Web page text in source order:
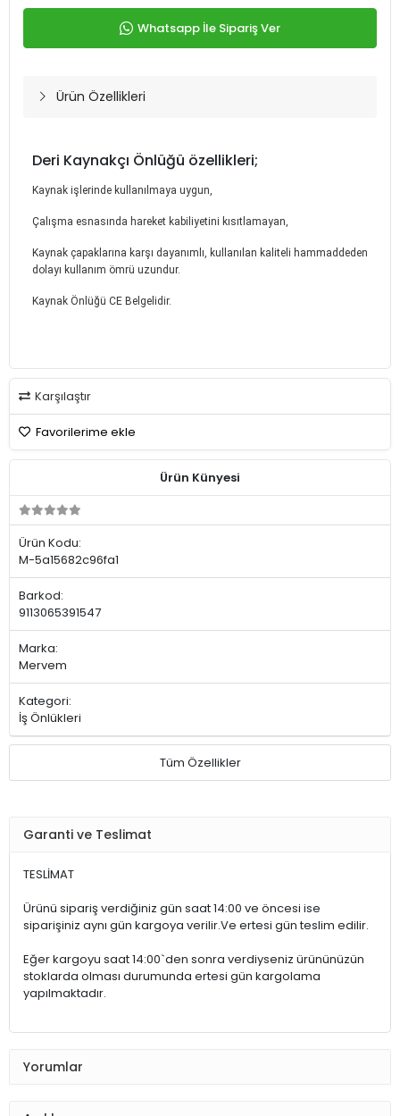
Whatsapp İle Sipariş Ver
Ürün Özellikleri
Deri Kaynakçı Önlüğü özellikleri;
Kaynak işlerinde kullanılmaya uygun,
Çalışma esnasında hareket kabiliyetini kısıtlamayan,
Kaynak çapaklarına karşı dayanımlı, kullanılan kaliteli hammaddeden
dolayı kullanım ömrü uzundur.
Kaynak Önlüğü CE Belgelidir.
Karşılaştır
Favorilerime ekle
Ürün Künyesi
Ürün Kodu:
M-5a15682c96fa1
Barkod:
9113065391547
Marka:
Mervem
Kategori:
İş Önlükleri
Tüm Özellikler
Garanti ve Teslimat
TESLİMAT
Ürünü sipariş verdiğiniz gün saat 14:00 ve öncesi ise
siparişiniz aynı gün kargoya verilir.Ve ertesi gün teslim edilir.
Eğer kargoyu saat 14:00`den sonra verdiyseniz ürününüzün
stoklarda olması durumunda ertesi gün kargolama
yapılmaktadır.
Yorumlar